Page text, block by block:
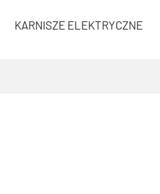
KARNISZE ELEKTRYCZNE